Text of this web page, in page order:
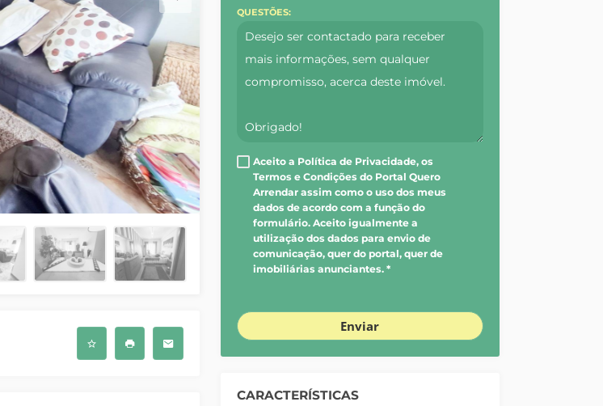
QUESTÕES:
Aceito a Política de Privacidade, os
Termos e Condições do Portal Quero
Arrendar assim como o uso dos meus
dados de acordo com a função do
formulário. Aceito igualmente a
utilização dos dados para envio de
comunicação, quer do portal, quer de
imobiliárias anunciantes. *
Enviar
CARACTERÍSTICAS